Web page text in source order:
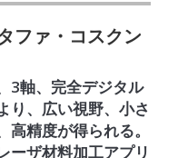
ファ・コスクン
3軸、完全デジタル
り、広い視野、小さ
精度が得られる。
ーザ材料加工アプリ